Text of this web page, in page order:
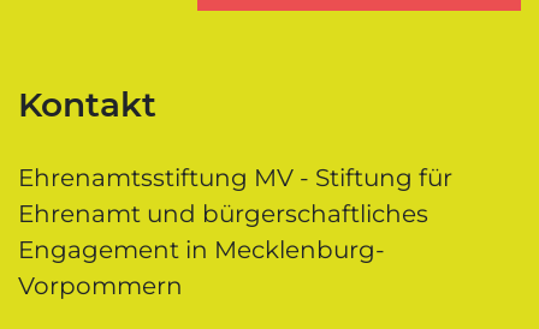
Kontakt
Ehrenamtsstiftung MV - Stiftung für
Ehrenamt und bürgerschaftliches
Engagement in Mecklenburg-
Vorpommern